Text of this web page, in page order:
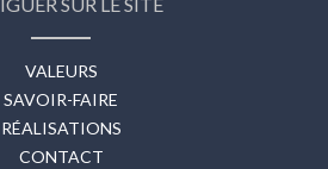
SUR LE SITE
VALEURS
SAVOIR-FAIRE
RÉALISATIONS
CONTACT